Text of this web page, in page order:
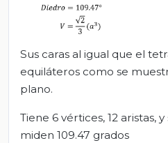
Sus caras al igual que el
equiláteros como se
plano.
Tiene 6 vértices, 12 aristas,
miden 109.47 grados